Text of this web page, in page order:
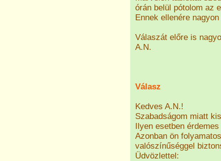
órán belül pótolom az
Ennek ellenére
Válaszát előre is
A.N.
Válasz
Kedves A.N.!
Szabadságom miatt
Ilyen esetben
Azonban ön
valószínűséggel
Üdvözlettel: